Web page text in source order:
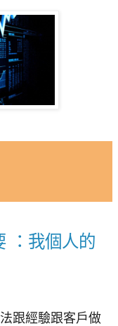
：我個人的
跟經驗跟客戶做